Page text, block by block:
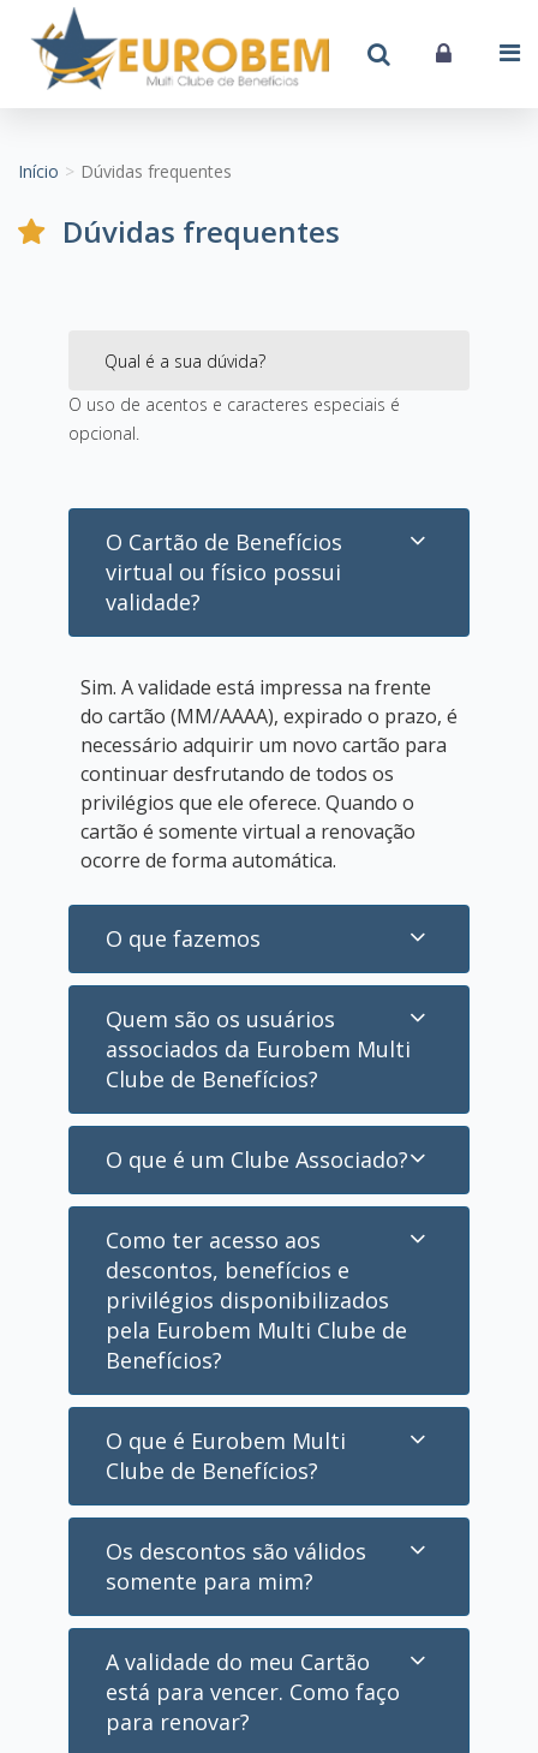
Início Dúvidas frequentes
Dúvidas frequentes
O uso de acentos e caracteres especiais é
opcional.
O Cartão de Benefícios
virtual ou físico possui
validade?
Sim. A validade está impressa na frente
do cartão (MM/AAAA), expirado o prazo, é
necessário adquirir um novo cartão para
continuar desfrutando de todos os
privilégios que ele oferece. Quando o
cartão é somente virtual a renovação
ocorre de forma automática.
O que fazemos
Quem são os usuários
associados da Eurobem Multi
Clube de Benefícios?
O que é um Clube Associado?
Como ter acesso aos
descontos, benefícios e
privilégios disponibilizados
pela Eurobem Multi Clube de
Benefícios?
O que é Eurobem Multi
Clube de Benefícios?
Os descontos são válidos
somente para mim?
A validade do meu Cartão
está para vencer. Como faço
para renovar?